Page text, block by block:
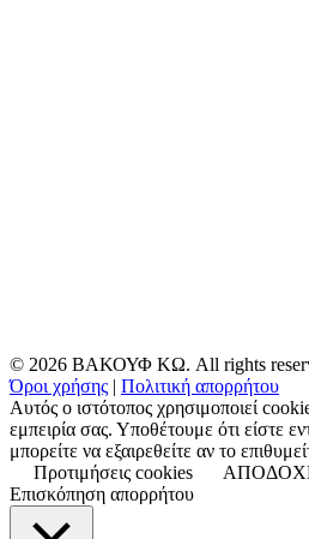
© 2026 ΒΑΚΟΥΦ ΚΩ. All rights
Όροι χρήσης | Πολιτική απορρήτου
Αυτός ο ιστότοπος χρησιμοποιεί
εμπειρία σας. Υποθέτουμε ότι είστε
μπορείτε να εξαιρεθείτε αν το
Προτιμήσεις cookies
Επισκόπηση απορρήτου